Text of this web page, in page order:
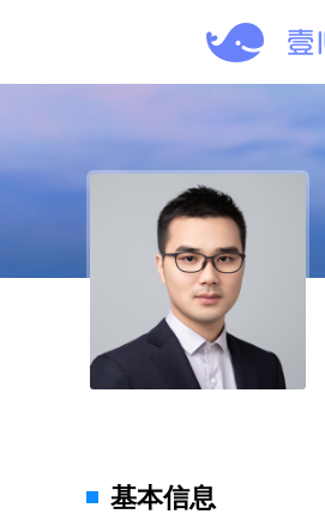
基本信息